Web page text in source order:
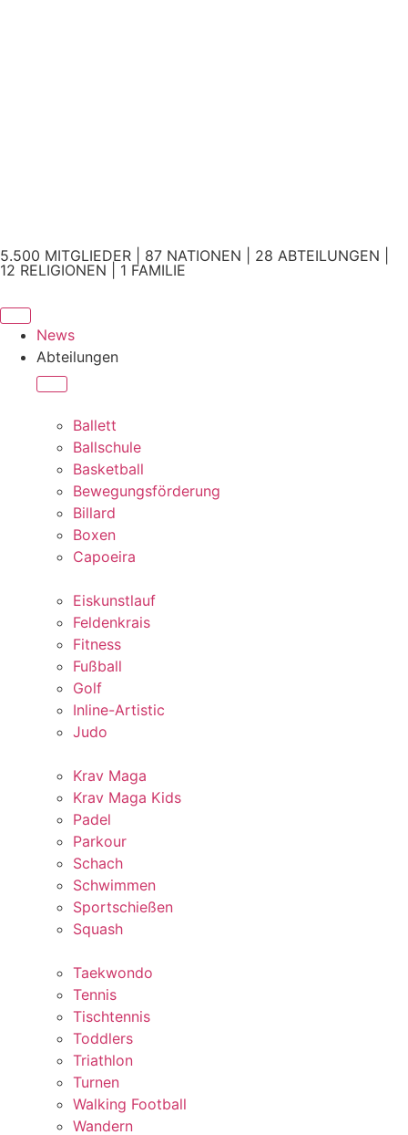
5.500 MITGLIEDER | 87 NATIONEN | 28 ABTEILUNGEN |
12 RELIGIONEN | 1 FAMILIE
News
Abteilungen
Ballett
Ballschule
Basketball
Bewegungsförderung
Billard
Boxen
Capoeira
Eiskunstlauf
Feldenkrais
Fitness
Fußball
Golf
Inline-Artistic
Judo
Krav Maga
Krav Maga Kids
Padel
Parkour
Schach
Schwimmen
Sportschießen
Squash
Taekwondo
Tennis
Tischtennis
Toddlers
Triathlon
Turnen
Walking Football
Wandern